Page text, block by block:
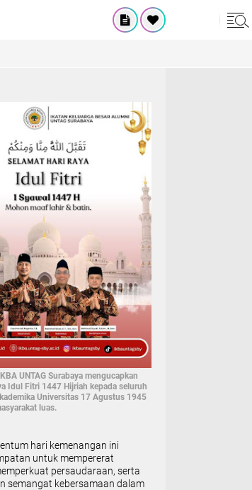
UNTAG Surabaya mengucapkan
Idul Fitri 1447 Hijriah kepada seluruh
Universitas 17 Agustus 1945
luas.
hari kemenangan ini
untuk mempererat
persaudaraan, serta
semangat kebersamaan dalam